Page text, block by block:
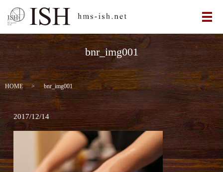
メ
bnr_img001
HOME bnr_img001
2017/12/14